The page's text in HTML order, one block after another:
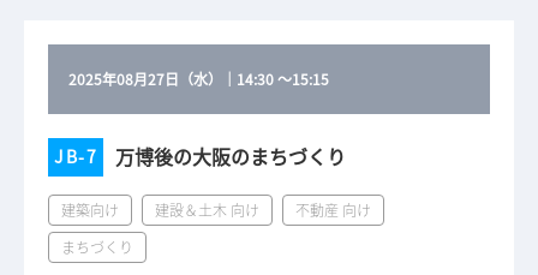
2025年08月27日（水） ｜ 14:30～15:15
JB-7 万博後の大阪のまちづくり
建築向け 建設＆土木 向け
不動産 向け
まちづくり